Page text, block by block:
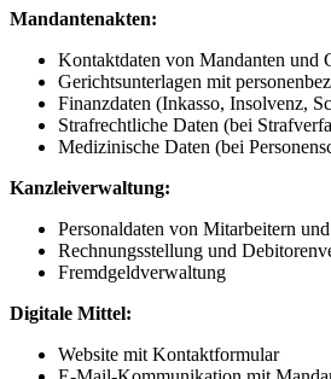
Mandantenakten:
Kontaktdaten von Mandanten und
Gerichtsunterlagen mit
Finanzdaten (Inkasso, Insolvenz,
Strafrechtliche Daten (bei
Medizinische Daten (bei
Kanzleiverwaltung:
Personaldaten von Mitarbeitern
Rechnungsstellung und
Fremdgeldverwaltung
Digitale Mittel:
Website mit Kontaktformular